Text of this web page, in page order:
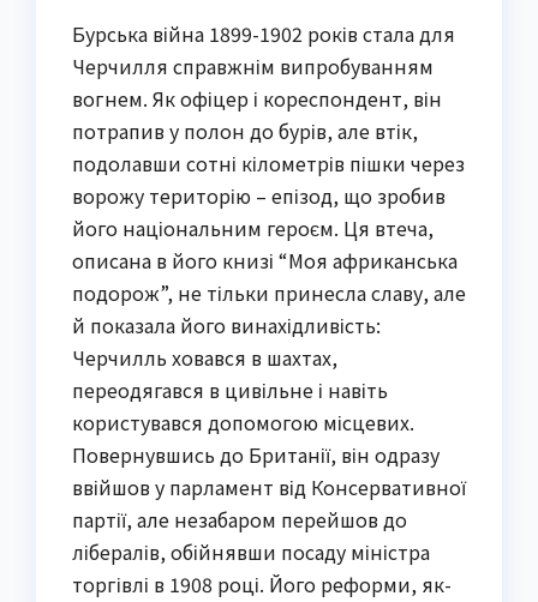
Бурська війна 1899-1902 років стала для
Черчилля справжнім випробуванням
вогнем. Як офіцер і кореспондент, він
потрапив у полон до бурів, але втік,
подолавши сотні кілометрів пішки через
ворожу територію – епізод, що зробив
його національним героєм. Ця втеча,
описана в його книзі “Моя африканська
подорож”, не тільки принесла славу, але
й показала його винахідливість:
Черчилль ховався в шахтах,
переодягався в цивільне і навіть
користувався допомогою місцевих.
Повернувшись до Британії, він одразу
ввійшов у парламент від Консервативної
партії, але незабаром перейшов до
лібералів, обійнявши посаду міністра
торгівлі в 1908 році. Його реформи, як-